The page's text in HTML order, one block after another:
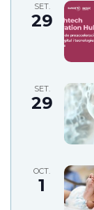
SET.
29
SET.
29
OCT.
1